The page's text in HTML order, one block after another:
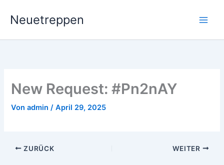
InhaltNeuetreppen
New Request: #Pn2nAY
Vonadmin/April 29, 2025
ZURÜCK WEITER